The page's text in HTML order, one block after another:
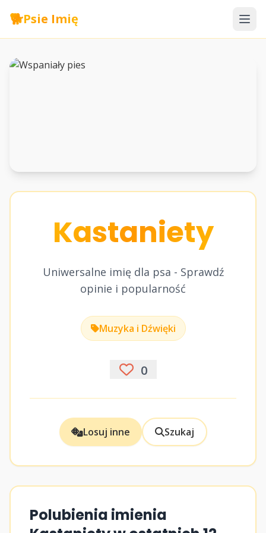
🐕Psie Imię
Kastaniety
Uniwersalne imię dla psa - Sprawdź
opinie i popularność
Muzyka i Dźwięki
0
Losuj inne Szukaj
Polubienia imienia